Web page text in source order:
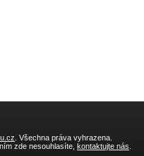
. Všechna práva vyhrazena.
zde nesouhlasíte, kontaktujte nás